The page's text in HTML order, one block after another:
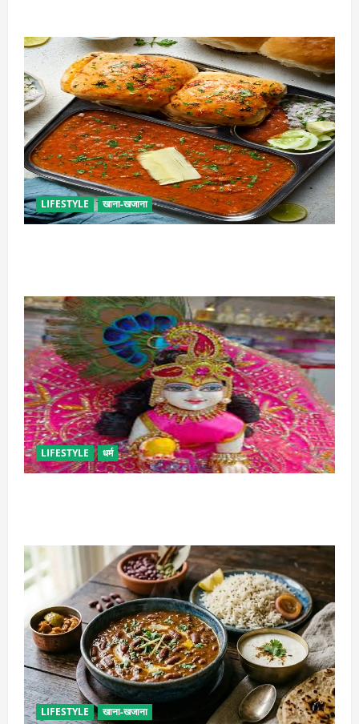
LIFESTYLE खाना-खजाना
LIFESTYLE धर्म
LIFESTYLE खाना-खजाना